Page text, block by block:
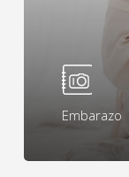
Embarazo